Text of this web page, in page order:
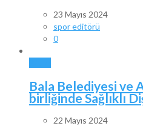
23 Mayıs 2024
spor editörü
0
Bala Belediyesi ve
birliğinde Sağlıklı
22 Mayıs 2024